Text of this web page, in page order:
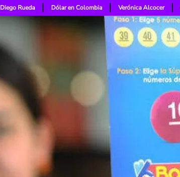
Diego Rueda Dólar en Colombia Verónica Alcocer